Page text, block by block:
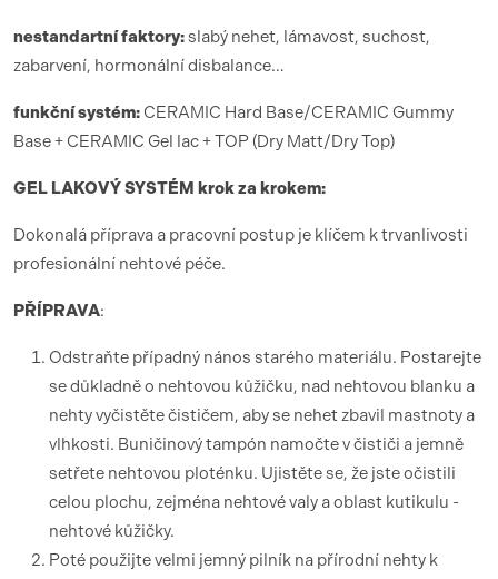
nestandartní faktory:slabý nehet, lámavost, suchost,
zabarvení, hormonální disbalance…
funkční systém:CERAMIC Hard Base/CERAMIC Gummy
Base + CERAMIC Gel lac + TOP (Dry Matt/Dry Top)
GEL LAKOVÝ SYSTÉM krok za krokem:
Dokonalá příprava a pracovní postup je klíčem k trvanlivosti
profesionální nehtové péče.
PŘÍPRAVA:
Odstraňte případný nános starého materiálu. Postarejte
se důkladně o nehtovou kůžičku, nad nehtovou blanku a
nehty vyčistěte čističem, aby se nehet zbavil mastnoty a
vlhkosti. Buničinový tampón namočte v čističi a jemně
setřete nehtovou ploténku. Ujistěte se, že jste očistili
celou plochu, zejména nehtové valy a oblast kutikulu -
nehtové kůžičky.
Poté použijte velmi jemný pilník na přírodní nehty k